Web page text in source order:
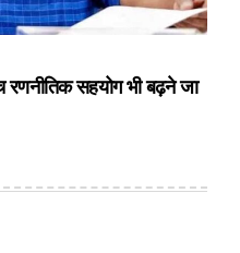
रणनीतिक सहयोग भी बढ़ने जा